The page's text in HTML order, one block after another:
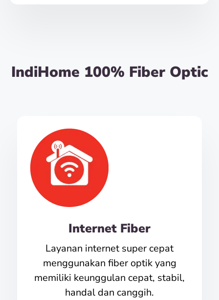
IndiHome 100% Fiber Optic
Internet Fiber
Layanan internet super cepat
menggunakan fiber optik yang
memiliki keunggulan cepat, stabil,
handal dan canggih.